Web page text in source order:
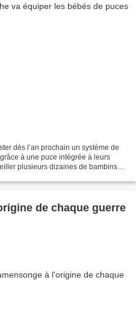
dès l’an prochain un système de
à une puce intégrée à leurs
plusieurs dizaines de bambins
de chaque guerre